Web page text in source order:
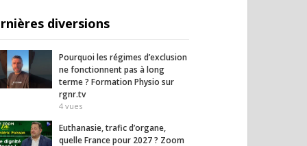
diversions
Pourquoi les régimes d’exclusion
ne fonctionnent pas à long
terme ? Formation Physio sur
rgnr.tv
4 vues
Euthanasie, trafic d’organe,
quelle France pour 2027 ? Zoom